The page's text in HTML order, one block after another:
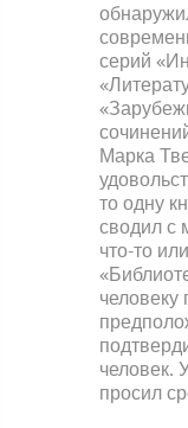
серий
Марка
то одну
сводил с
что-то
человек.
просил